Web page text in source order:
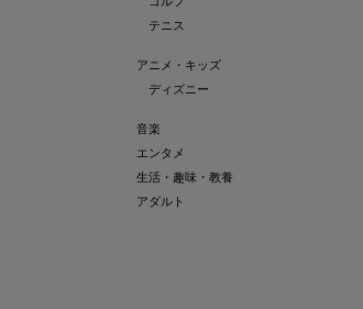
テニス
アニメ・キッズ
ディズニー
音楽
エンタメ
生活・趣味・教養
アダルト